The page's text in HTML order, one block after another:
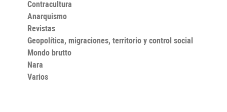
Contracultura
Anarquismo
Revistas
Geopolítica, migraciones, territorio y control social
Mondo brutto
Nara
Varios